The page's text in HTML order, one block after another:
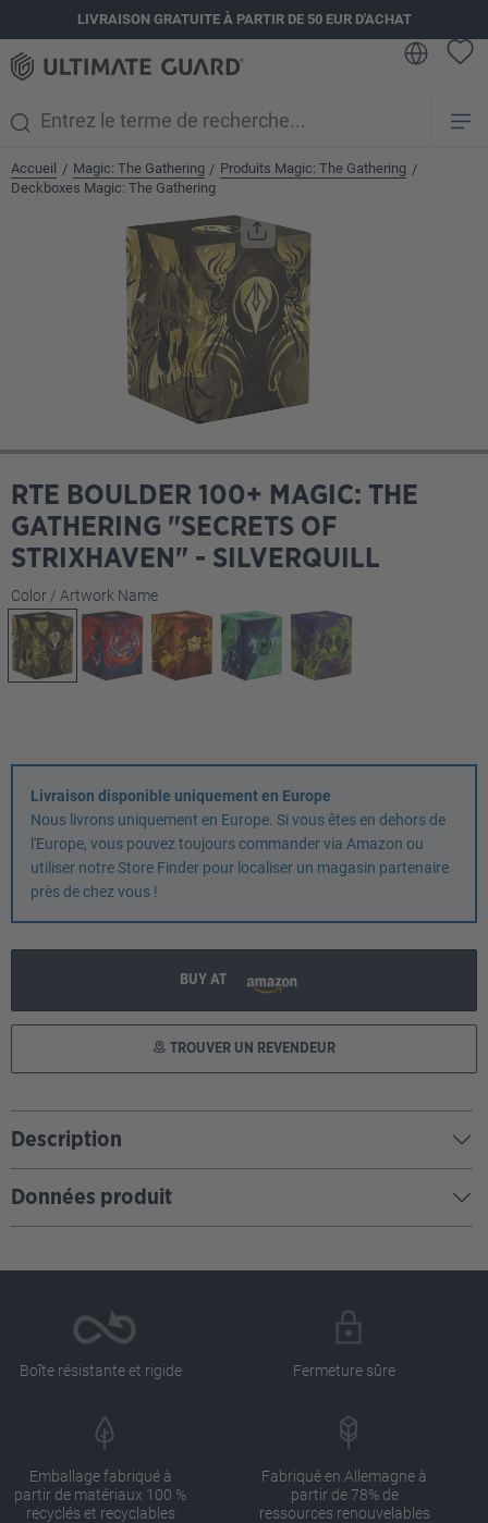
principalLIVRAISON GRATUITE À PARTIR DE 50 EUR D'ACHAT
Accueil / Magic: The Gathering / Produits Magic: The Gathering /
Deckboxes Magic: The Gathering
Ignorer la galerie d'images
RTE BOULDER 100+ MAGIC: THE
GATHERING "SECRETS OF
STRIXHAVEN" - SILVERQUILL
Sélectionnez
Color / Artwork Name
Livraison disponible uniquement en Europe
Nous livrons uniquement en Europe. Si vous êtes en dehors de
l'Europe, vous pouvez toujours commander via Amazon ou
utiliser notre Store Finder pour localiser un magasin partenaire
près de chez vous !
BUY AT
TROUVER UN REVENDEUR
Description
Données produit
Boîte résistante et rigide Fermeture sûre
Emballage fabriqué à
partir de matériaux 100 %
recyclés et recyclables
Fabriqué en Allemagne à
partir de 78% de
ressources renouvelables